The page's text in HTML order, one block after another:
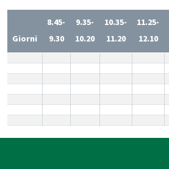
Giorni
8.45-
9.30
9.35-
10.20
10.35-
11.20
11.25-
12.10